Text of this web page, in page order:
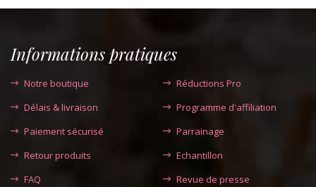
Informations pratiques
Notre boutique
Délais & livraison
Paiement sécurisé
Retour produits
FAQ
Réductions Pro
Programme d'affiliation
Parrainage
Echantillon
Revue de presse